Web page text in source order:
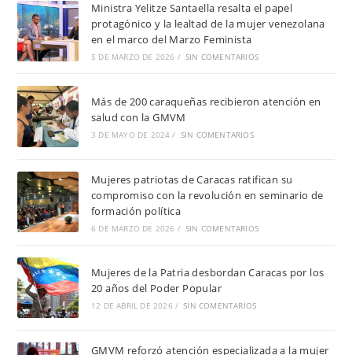
Ministra Yelitze Santaella resalta el papel
protagónico y la lealtad de la mujer venezolana
en el marco del Marzo Feminista
5 DE MARZO DE 2026 / SIN COMENTARIOS
Más de 200 caraqueñas recibieron atención en
salud con la GMVM
3 DE MAYO DE 2024 / SIN COMENTARIOS
Mujeres patriotas de Caracas ratifican su
compromiso con la revolución en seminario de
formación política
6 DE MARZO DE 2026 / SIN COMENTARIOS
Mujeres de la Patria desbordan Caracas por los
20 años del Poder Popular
12 DE ABRIL DE 2026 / SIN COMENTARIOS
GMVM reforzó atención especializada a la mujer